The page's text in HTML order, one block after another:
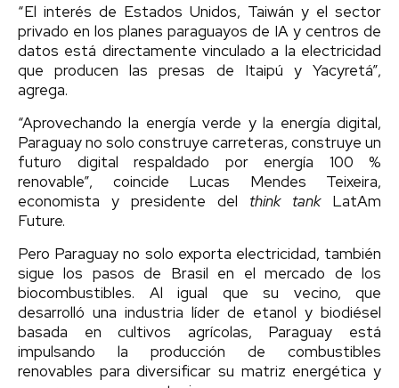
“El interés de Estados Unidos, Taiwán y el sector
privado en los planes paraguayos de IA y centros de
datos está directamente vinculado a la electricidad
que producen las presas de Itaipú y Yacyretá”,
agrega.
“Aprovechando la energía verde y la energía digital,
Paraguay no solo construye carreteras, construye un
futuro digital respaldado por energía 100 %
renovable”, coincide Lucas Mendes Teixeira,
economista y presidente del think tankLatAm
Future.
Pero Paraguay no solo exporta electricidad, también
sigue los pasos de Brasil en el mercado de los
biocombustibles. Al igual que su vecino, que
desarrolló una industria líder de etanol y biodiésel
basada en cultivos agrícolas, Paraguay está
impulsando la producción de combustibles
renovables para diversificar su matriz energética y